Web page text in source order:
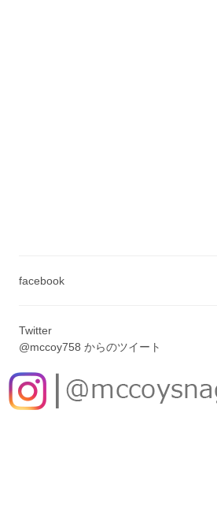
facebook
Twitter
@mccoy758 からのツイート